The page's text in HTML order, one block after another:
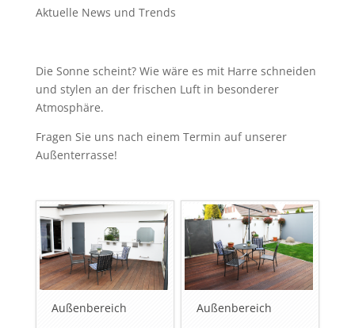
Aktuelle News und Trends
Die Sonne scheint? Wie wäre es mit Harre schneiden
und stylen an der frischen Luft in besonderer
Atmosphäre.
Fragen Sie uns nach einem Termin auf unserer
Außenterrasse!
Außenbereich Außenbereich